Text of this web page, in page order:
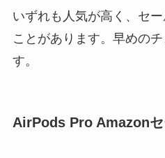
いずれも人気が高く、セ
ことがあります。早めの
す。
AirPods Pro Amazonセ